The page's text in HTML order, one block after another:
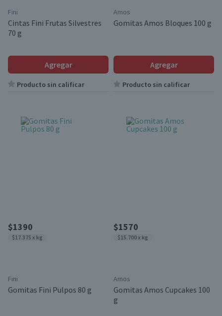
Fini
Cintas Fini Frutas Silvestres
70 g
Agregar
Producto sin calificar
Amos
Gomitas Amos Bloques 100 g
Agregar
Producto sin calificar
$1390
$17.375 x kg
Fini
Gomitas Fini Pulpos 80 g
$1570
$15.700 x kg
Amos
Gomitas Amos Cupcakes 100
g